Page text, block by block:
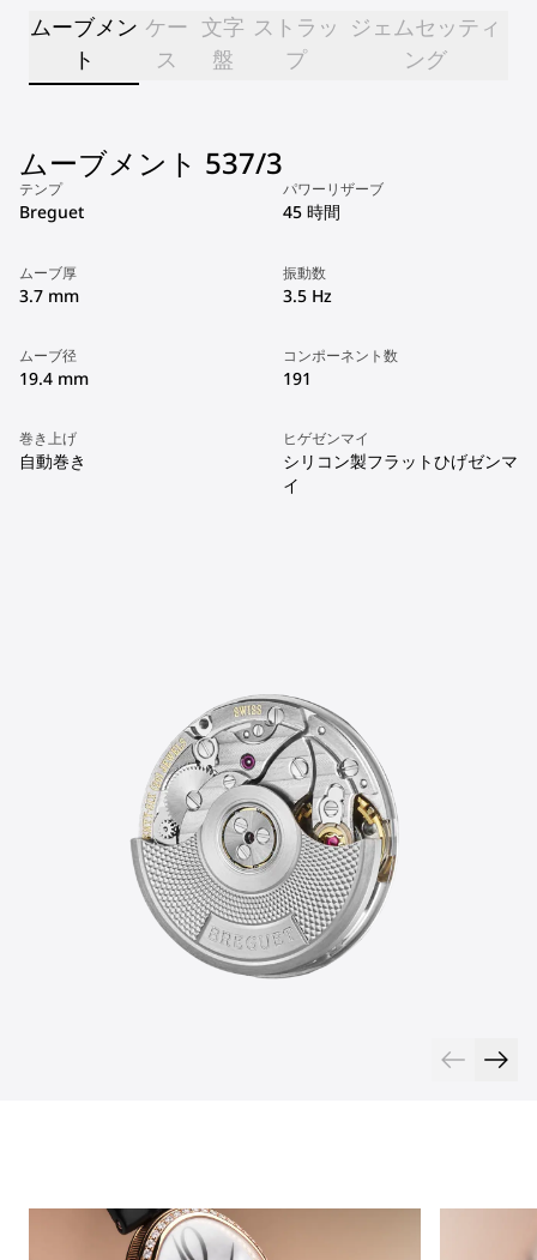
ムーブメン
ト
ケー
ス
文字
盤
ストラッ
プ
ジェムセッティ
ング
ムーブメント 537/3
テンプ
Breguet
パワーリザーブ
45 時間
ムーブ厚
3.7 mm
振動数
3.5 Hz
ムーブ径
19.4 mm
コンポーネント数
191
巻き上げ
自動巻き
ヒゲゼンマイ
シリコン製フラットひげゼンマ
イ